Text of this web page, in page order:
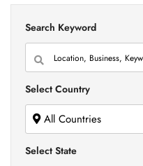
Search Keyword
Select Country
All Countries
Select State